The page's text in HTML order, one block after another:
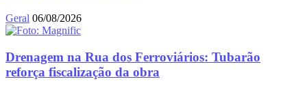
Geral 06/08/2026
Drenagem na Rua dos Ferroviários: Tubarão
reforça fiscalização da obra